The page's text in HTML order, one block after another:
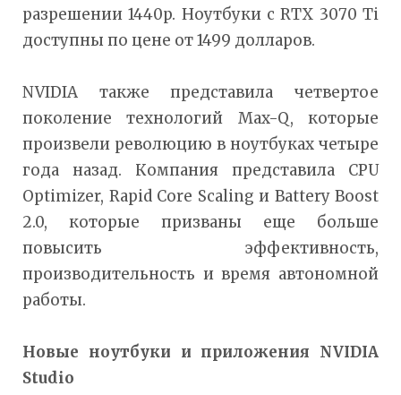
разрешении 1440p. Ноутбуки с RTX 3070 Ti
доступны по цене от 1499 долларов.
NVIDIA также представила четвертое
поколение технологий Max-Q, которые
произвели революцию в ноутбуках четыре
года назад. Компания представила CPU
Optimizer, Rapid Core Scaling и Battery Boost
2.0, которые призваны еще больше
повысить эффективность,
производительность и время автономной
работы.
Новые ноутбуки и приложения NVIDIA
Studio